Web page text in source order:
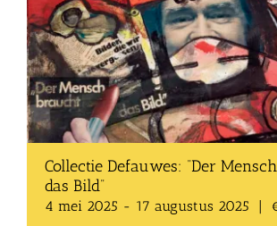
Shop
Over Ons
BEZOEK
Collectie Defauwes: “Der
das Bild”
4 mei 2025 - 17 augustus 2025